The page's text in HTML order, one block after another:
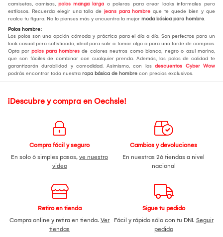
camisetas, camisas, polos manga larga o poleras para crear looks informales pero
estilosos. Recuerda elegir una talla de jeans para hombre que te quede bien y que
realce tu figura. No lo pienses más y encuentra la mejor moda básica para hombre.
Polos hombre:
Los polos son una opción cómoda y práctica para el día a día. Son perfectos para un
look casual pero sofisticado, ideal para salir a tomar algo o para una tarde de compras.
Opta por polos para hombres de colores neutros como blanco, negro o azul marino,
que son fáciles de combinar con cualquier prenda. Además, los polos de calidad te
garantizarán durabilidad y comodidad. Asimismo, con los descuentos Cyber Wow
podrás encontrar toda nuestra ropa básica de hombre con precios exclusivos.
¡Descubre y compra en Oechsle!
Compra fácil y seguro
En solo 6 simples pasos, ve nuestro
video
Cambios y devoluciones
En nuestras 26 tiendas a nivel
nacional
Retiro en tienda
Compra online y retira en tienda. Ver
tiendas
Sigue tu pedido
Fácil y rápido sólo con tu DNI. Seguir
pedido